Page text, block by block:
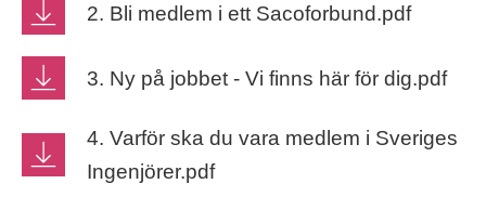
2. Bli medlem i ett Sacoforbund.pdf
3. Ny på jobbet - Vi finns här för dig.pdf
4. Varför ska du vara medlem i Sveriges
Ingenjörer.pdf